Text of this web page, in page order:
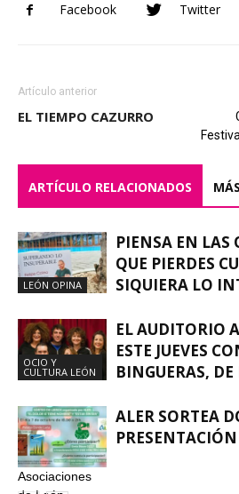
Facebook Twitter
Artículo anterior
EL TIEMPO CAZURRO
ARTÍCULO RELACIONADOS
LEÓN OPINA
PIENSA EN LAS
QUE PIERDES
SIQUIERA LO
OCIO Y
CULTURA LEÓN
EL AUDITORIO
ESTE JUEVES
BINGUERAS,
Asociaciones
ALER SORTEA